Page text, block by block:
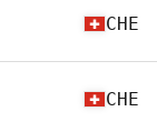
CHE
CHE